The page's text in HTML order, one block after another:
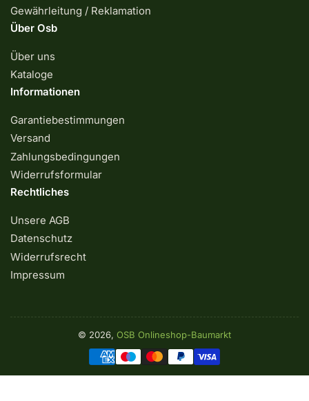
Gewährleitung / Reklamation
Über Osb
Über uns
Kataloge
Informationen
Garantiebestimmungen
Versand
Zahlungsbedingungen
Widerrufsformular
Rechtliches
Unsere AGB
Datenschutz
Widerrufsrecht
Impressum
© 2026, OSB Onlineshop-Baumarkt
Zahlungsmethoden